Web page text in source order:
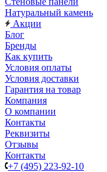
Натуральный камень
Акции
Блог
Бренды
Как купить
Условия оплаты
Условия доставки
Гарантия на товар
Компания
О компании
Контакты
Реквизиты
Отзывы
Контакты
+7 (495) 223-92-10